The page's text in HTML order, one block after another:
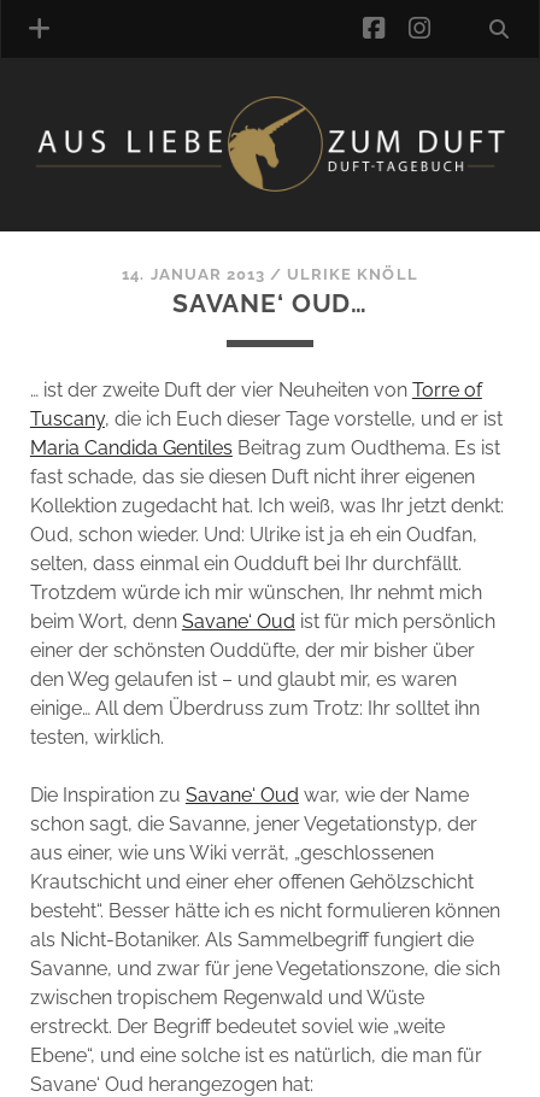
MANUFAKTUREN
DUFTNOTEN
SCHLAGWORTE
LINK-SAMMLUNG
ARTIKEL-ARCHIV
ONLINE-SHOP
DAS ALZD-TEAM
facebook
14. JANUAR 2013 / ULRIKE KNÖLL
SAVANE‘ OUD…
… ist der zweite Duft der vier Neuheiten von Torre of
Tuscany, die ich Euch dieser Tage vorstelle, und er ist
Maria Candida Gentiles Beitrag zum Oudthema. Es ist
fast schade, das sie diesen Duft nicht ihrer eigenen
Kollektion zugedacht hat. Ich weiß, was Ihr jetzt denkt:
Oud, schon wieder. Und: Ulrike ist ja eh ein Oudfan,
selten, dass einmal ein Oudduft bei Ihr durchfällt.
Trotzdem würde ich mir wünschen, Ihr nehmt mich
beim Wort, denn Savane‘ Oud ist für mich persönlich
einer der schönsten Ouddüfte, der mir bisher über
den Weg gelaufen ist – und glaubt mir, es waren
einige… All dem Überdruss zum Trotz: Ihr solltet ihn
testen, wirklich.
Die Inspiration zu Savane‘ Oud war, wie der Name
schon sagt, die Savanne, jener Vegetationstyp, der
aus einer, wie uns Wiki verrät, „geschlossenen
Krautschicht und einer eher offenen Gehölzschicht
besteht“. Besser hätte ich es nicht formulieren können
als Nicht-Botaniker. Als Sammelbegriff fungiert die
Savanne, und zwar für jene Vegetationszone, die sich
zwischen tropischem Regenwald und Wüste
erstreckt. Der Begriff bedeutet soviel wie „weite
Ebene“, und eine solche ist es natürlich, die man für
Savane‘ Oud herangezogen hat: